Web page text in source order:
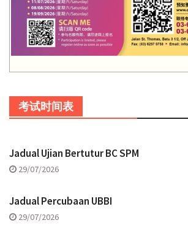
考试时间表
Jadual Ujian Bertutur BC SPM
29/07/2026
Jadual Percubaan UBBI
29/07/2026